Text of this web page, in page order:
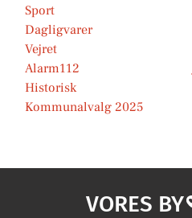
Sport
Dagligvarer
Vejret
Alarm112
Historisk
Kommunalvalg 2025
VORES BY